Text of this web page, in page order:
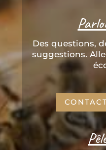
Des questions,
suggestions.